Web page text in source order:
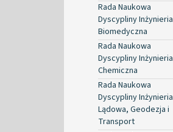
Rada Naukowa
Dyscypliny Inżynieria
Biomedyczna
Rada Naukowa
Dyscypliny Inżynieria
Chemiczna
Rada Naukowa
Dyscypliny Inżynieria
Lądowa, Geodezja i
Transport